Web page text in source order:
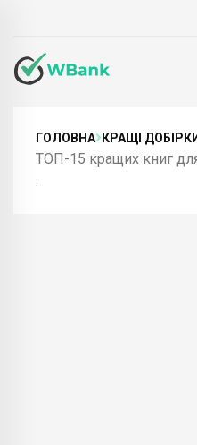
ГОЛОВНА КРАЩІ
ТОП-15 кращих книг для